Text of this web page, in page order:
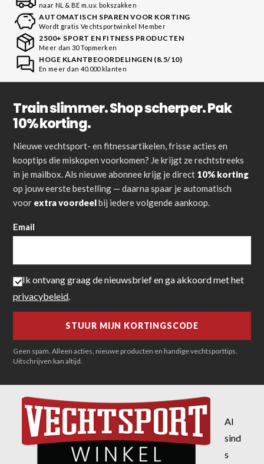
naar NL & BE m.u.v. bokszakken
AUTOMATISCH SPAREN VOOR KORTING
Wordt gratis Vechtsportwinkel Member
2500+ SPORT EN FITNESS PRODUCTEN
Meer dan 30 Topmerken
HOGE KLANTBEOORDELINGEN (8.5/10)
En meer dan 40.000 klanten
Train slimmer. Shop scherper. Pak
10% korting.
Nieuwe vechtsport- en fitnessartikelen, frisse acties en
kooptips die miskopen voorkomen? Je krijgt ze rechtstreeks
in je mailbox. Als nieuwe abonnee krijg je direct 10% korting
op jouw eerste bestelling — daarna spaar je automatisch
voor extra voordeelbij iedere volgende aankoop.
Email
Ik ontvang graag de nieuwsbrief en ga akkoord met het
privacybeleid
Geen spam. Alleen acties, nieuwe producten en handige vechtsporttips.
Uitschrijven kan altijd.
Al
sind
s